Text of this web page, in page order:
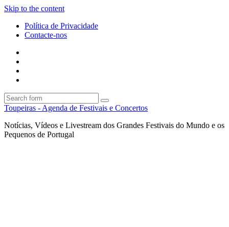
Skip to the content
Política de Privacidade
Contacte-nos
Search
Toupeiras - Agenda de Festivais e Concertos
Notícias, Vídeos e Livestream dos Grandes Festivais do Mundo e os
Pequenos de Portugal